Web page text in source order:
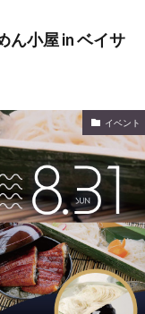
ん小屋 in ベイサ
イベント